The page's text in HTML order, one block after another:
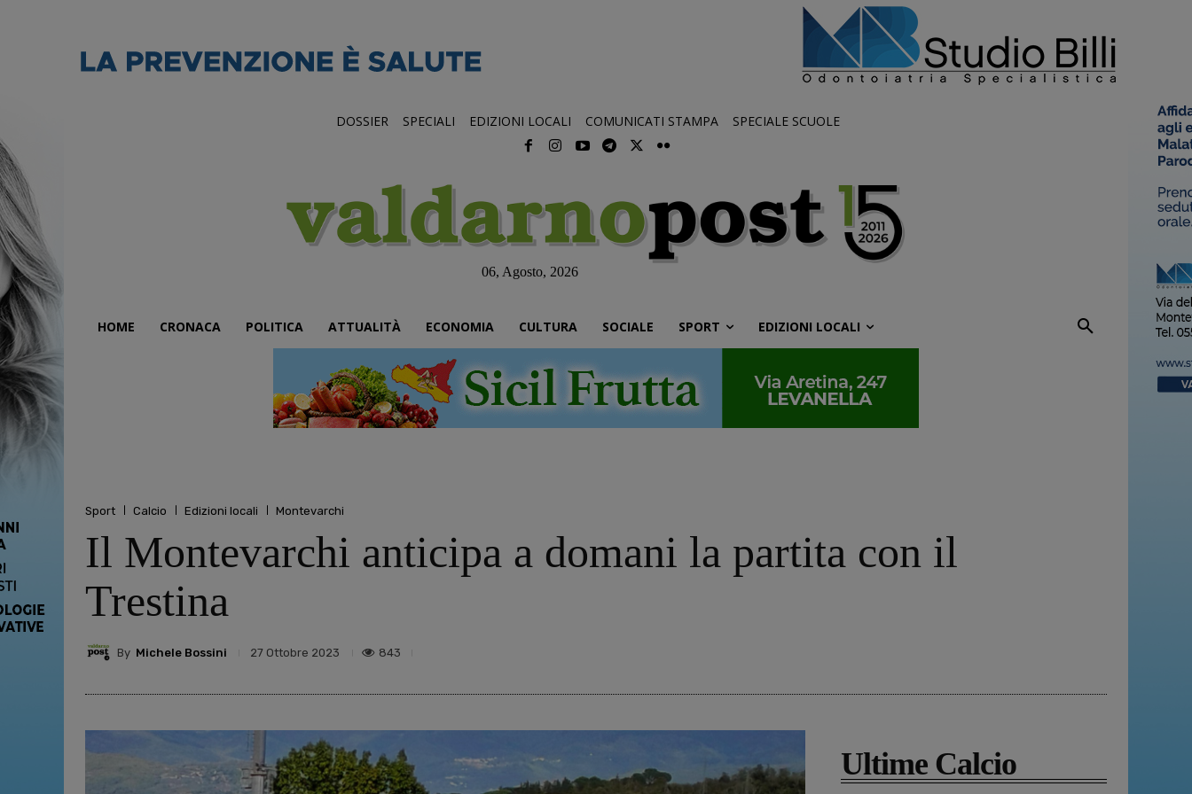
DOSSIER SPECIALI EDIZIONI LOCALI COMUNICATI STAMPA SPECIALE SCUOLE
06, Agosto, 2026
HOME CRONACA POLITICA ATTUALITÀ ECONOMIA CULTURA SOCIALE SPORT EDIZIONI LOCALI
Sport Calcio Edizioni locali Montevarchi
Il Montevarchi anticipa a domani la partita con il
Trestina
By Michele Bossini 27 Ottobre 2023 843
Ultime Calcio